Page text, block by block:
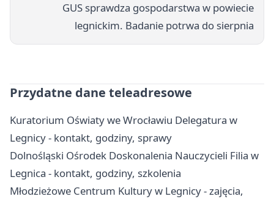
GUS sprawdza gospodarstwa w powiecie
legnickim. Badanie potrwa do sierpnia
Przydatne dane teleadresowe
Kuratorium Oświaty we Wrocławiu Delegatura w
Legnicy - kontakt, godziny, sprawy
Dolnośląski Ośrodek Doskonalenia Nauczycieli Filia w
Legnica - kontakt, godziny, szkolenia
Młodzieżowe Centrum Kultury w Legnicy - zajęcia,